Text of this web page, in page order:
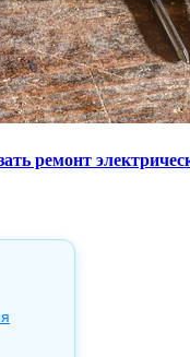
ремонт
исключительно